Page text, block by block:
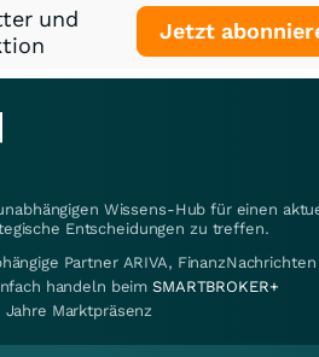
und
Jetzt
Wissens-Hub für einen
Entscheidungen zu treffen.
Partner ARIVA,
handeln beimSMARTBROKER+
Jahre Marktpräsenz